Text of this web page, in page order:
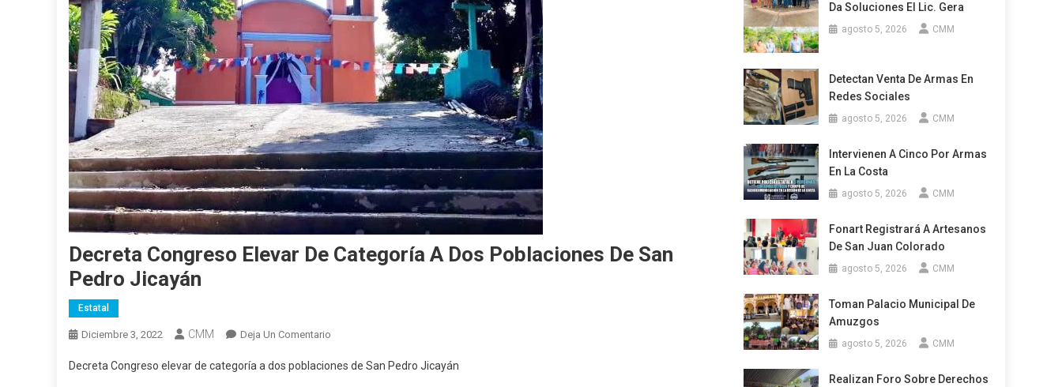
Decreta Congreso Elevar De Categoría A Dos Poblaciones De San
Pedro Jicayán
Estatal
Diciembre 3, 2022 CMM Deja Un Comentario
Congreso
Decreta Congreso elevar de categoría a dos poblaciones de San Pedro Jicayán
Da Soluciones El Lic. Gera
agosto 5, 2026 CMM
Detectan Venta De Armas En
Redes Sociales
agosto 5, 2026 CMM
Intervienen A Cinco Por Armas
En La Costa
agosto 5, 2026 CMM
Fonart Registrará A Artesanos
De San Juan Colorado
agosto 5, 2026 CMM
Toman Palacio Municipal De
Amuzgos
agosto 5, 2026 CMM
Realizan Foro Sobre Derechos